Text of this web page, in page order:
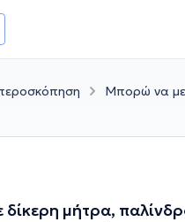
Μπορώ να
μήτρα,